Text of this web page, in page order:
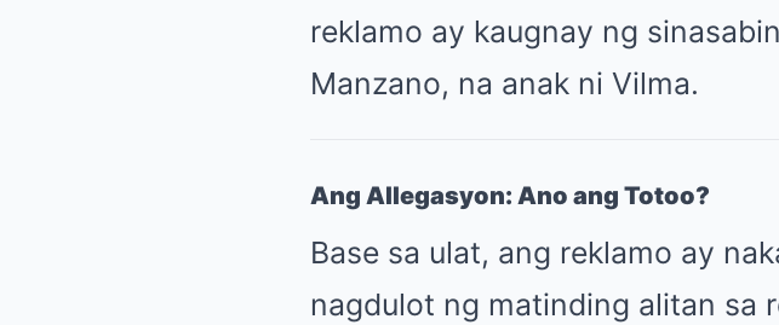
reklamo ay kaugnay ng
Manzano, na anak ni Vilma.
Ang Allegasyon: Ano ang Totoo?
Base sa ulat, ang reklamo ay
nagdulot ng matinding alitan sa